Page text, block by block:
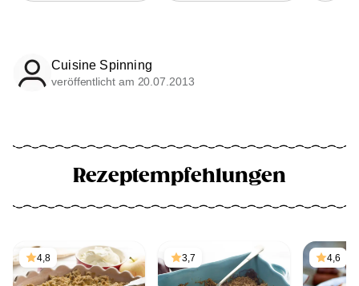
Cuisine Spinning
veröffentlicht am 20.07.2013
Rezeptempfehlungen
4,8 3,7 4,6